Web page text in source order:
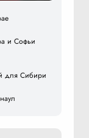
и Софьи
для Сибири